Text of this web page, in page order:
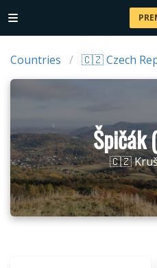
Countries 🇨🇿 Czech
Špičák
🇨🇿